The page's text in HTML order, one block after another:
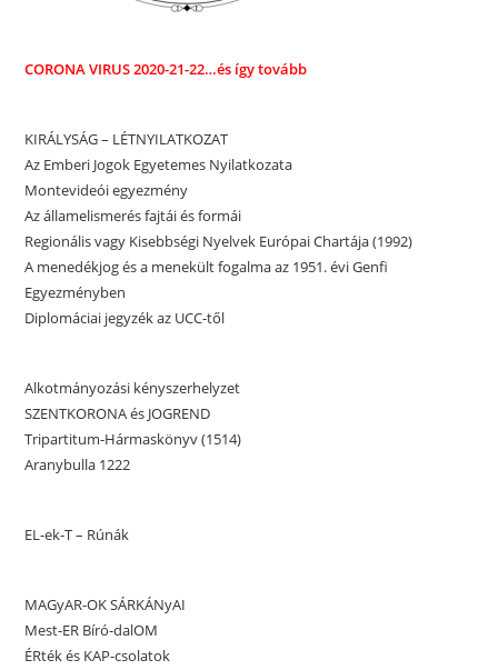
CORONA VIRUS2020-21-22…és így tovább
KIRÁLYSÁG – LÉTNYILATKOZAT
Az Emberi Jogok Egyetemes Nyilatkozata
Montevideói egyezmény
Az államelismerés fajtái és formái
Regionális vagy Kisebbségi Nyelvek Európai Chartája (1992)
A menedékjog és a menekült fogalma az 1951. évi Genfi
Egyezményben
Diplomáciai jegyzék az UCC-től
Alkotmányozási kényszerhelyzet
SZENTKORONA és JOGREND
Tripartitum-Hármaskönyv (1514)
Aranybulla 1222
EL-ek-T – Rúnák
MAGyAR-OK SÁRKÁNyAI
Mest-ER Bíró-dalOM
ÉRték és KAP-csolatok